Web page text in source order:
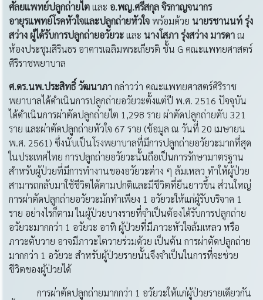
ศัลยแพทย์ปลูกถ่ายไตและ อ.พญ.ศรีสกุล จิรกาญจนากร
อายุรแพทย์โรคหัวใจและปลูกถ่ายหัวใจ พร้อมด้วย นายรชานนท์ รุ่ง
สว่างผู้ได้รับการปลูกถ่ายอวัยวะและ นางโสภา รุ่งสว่าง มารดาณ
ห้องประชุมสิรินธร อาคารเฉลิมพระเกียรติ ชั้น G คณะแพทยศาสตร์
ศิริราชพยาบาล
ศ.ดร.นพ.ประสิทธิ์ วัฒนาภากล่าวว่า คณะแพทยศาสตร์ศิริราช
พยาบาลได้ดำเนินการปลูกถ่ายอวัยวะตั้งแต่ปี พ.ศ. 2516 ปัจจุบัน
ได้ดำเนินการผ่าตัดปลูกถ่ายไต 1,298 ราย ผ่าตัดปลูกถ่ายตับ 321
ราย และผ่าตัดปลูกถ่ายหัวใจ 67 ราย (ข้อมูล ณ วันที่ 20 เมษายน
พ.ศ. 2561) ซึ่งนับเป็นโรงพยาบาลที่มีการปลูกถ่ายอวัยวะมากที่สุด
ในประเทศไทย การปลูกถ่ายอวัยวะนั้นถือเป็นการรักษามาตรฐาน
สำหรับผู้ป่วยที่มีการทำงานของอวัยวะต่าง ๆ ล้มเหลว ทำให้ผู้ป่วย
สามารถกลับมาใช้ชีวิตได้ตามปกติและมีชีวิตที่ยืนยาวขึ้น ส่วนใหญ่
การผ่าตัดปลูกถ่ายอวัยวะมักทำเพียง 1 อวัยวะให้แก่ผู้รับบริจาค 1
ราย อย่างไรก็ตาม ในผู้ป่วยบางรายที่จำเป็นต้องได้รับการปลูกถ่าย
อวัยวะมากกว่า 1 อวัยวะ อาทิ ผู้ป่วยที่มีภาวะหัวใจล้มเหลว หรือ
ภาวะตับวาย อาจมีภาวะไตวายร่วมด้วย เป็นต้น การผ่าตัดปลูกถ่าย
มากกว่า 1 อวัยวะ สำหรับผู้ป่วยรายนั้นจึงจำเป็นในการที่จะช่วย
ชีวิตของผู้ป่วยได้
การผ่าตัดปลูกถ่ายมากกว่า 1 อวัยวะให้แก่ผู้ป่วยรายเดียวกัน